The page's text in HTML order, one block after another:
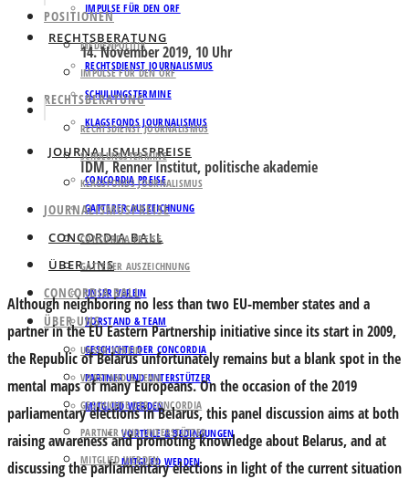
IMPULSE FÜR DEN ORF
RECHTSBERATUNG
RECHTSDIENST JOURNALISMUS
SCHULUNGSTERMINE
KLAGSFONDS JOURNALISMUS
JOURNALISMUSPREISE
CONCORDIA PREISE
GATTERER AUSZEICHNUNG
CONCORDIA BALL
ÜBER UNS
UNSER VEREIN
VORSTAND & TEAM
GESCHICHTE DER CONCORDIA
PARTNER UND UNTERSTÜTZER
MITGLIED WERDEN
VORTEILE & BEDINGUNGEN
MITGLIED WERDEN
POSITIONEN
MEDIENPOLITIK
IMPULSE FÜR DEN ORF
RECHTSBERATUNG
RECHTSDIENST JOURNALISMUS
SCHULUNGSTERMINE
KLAGSFONDS JOURNALISMUS
JOURNALISMUSPREISE
CONCORDIA PREISE
GATTERER AUSZEICHNUNG
CONCORDIA BALL
ÜBER UNS
UNSER VEREIN
VORSTAND & TEAM
GESCHICHTE DER CONCORDIA
PARTNER UND UNTERSTÜTZER
MITGLIED WERDEN
14. November 2019, 10 Uhr
IDM, Renner Institut, politische akademie
Although neighboring no less than two EU-member states and a
partner in the EU Eastern Partnership initiative since its start in 2009,
the Republic of Belarus unfortunately remains but a blank spot in the
mental maps of many Europeans. On the occasion of the 2019
parliamentary elections in Belarus, this panel discussion aims at both
raising awareness and promoting knowledge about Belarus, and at
discussing the parliamentary elections in light of the current situation